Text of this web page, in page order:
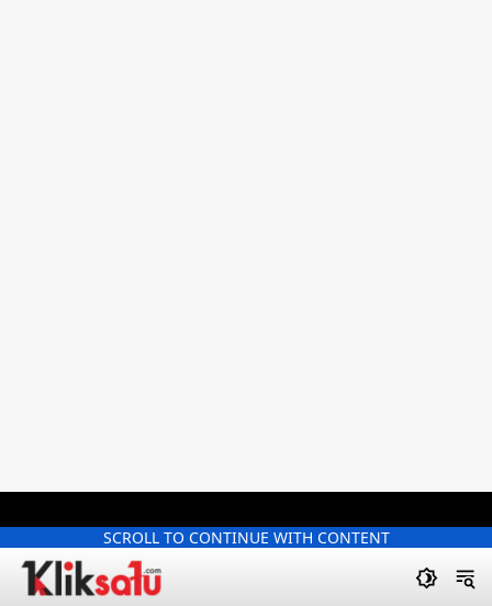
SCROLL TO CONTINUE WITH CONTENT